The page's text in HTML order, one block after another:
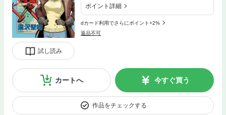
試し読み
ポイント詳細
dカード利用でさらにポイント+2%
返品不可
カートへ 今すぐ買う
作品をチェックする